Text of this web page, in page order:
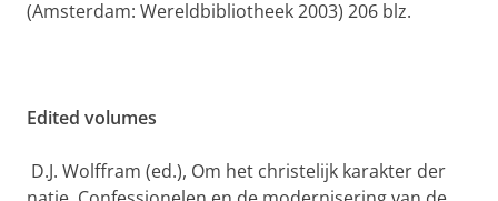
(Amsterdam: Wereldbibliotheek 2003) 206 blz.
Edited volumes
D.J. Wolffram (ed.), Om het christelijk karakter der